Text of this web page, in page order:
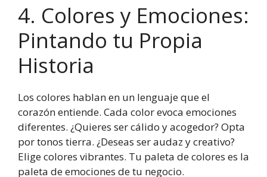
4. Colores y Emociones:
Pintando tu Propia
Historia
Los colores hablan en un lenguaje que el
corazón entiende. Cada color evoca emociones
diferentes. ¿Quieres ser cálido y acogedor? Opta
por tonos tierra. ¿Deseas ser audaz y creativo?
Elige colores vibrantes. Tu paleta de colores es la
paleta de emociones de tu negocio.